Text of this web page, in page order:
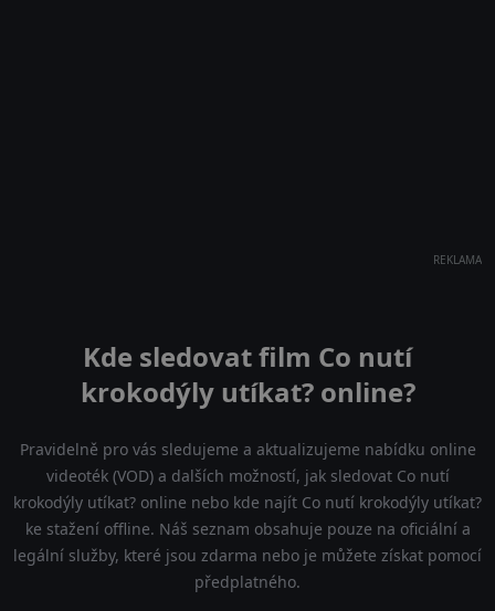
REKLAMA
Kde sledovat film Co nutí
krokodýly utíkat? online?
Pravidelně pro vás sledujeme a aktualizujeme nabídku online
videoték (VOD) a dalších možností, jak sledovat Co nutí
krokodýly utíkat? online nebo kde najít Co nutí krokodýly utíkat?
ke stažení offline. Náš seznam obsahuje pouze na oficiální a
legální služby, které jsou zdarma nebo je můžete získat pomocí
předplatného.